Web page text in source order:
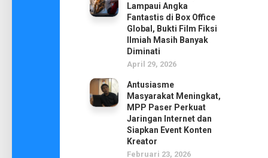
Lampaui Angka
Fantastis di Box Office
Global, Bukti Film Fiksi
Ilmiah Masih Banyak
Diminati
April 29, 2026
Antusiasme
Masyarakat Meningkat,
MPP Paser Perkuat
Jaringan Internet dan
Siapkan Event Konten
Kreator
Februari 23, 2026